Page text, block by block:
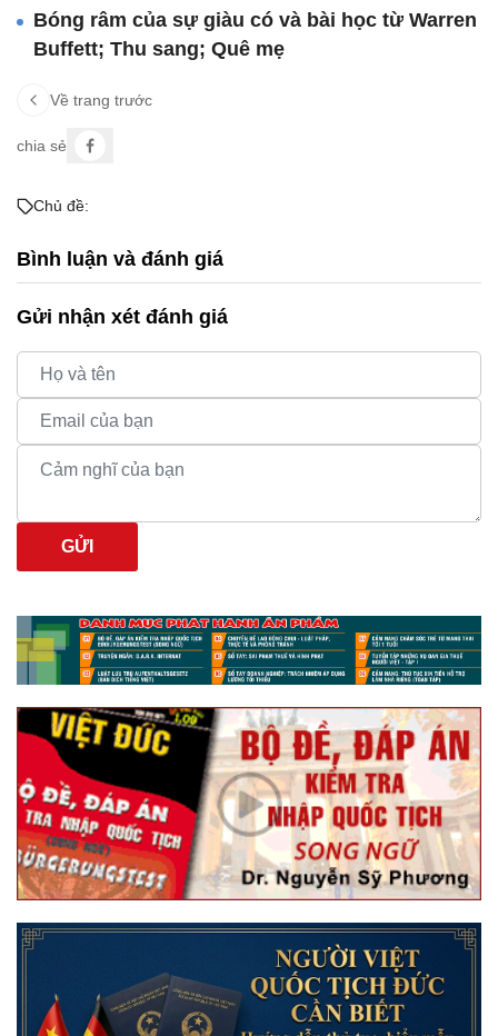
Bóng râm của sự giàu có và bài học từ Warren
Buffett; Thu sang; Quê mẹ
Về trang trước
chia sẻ
Chủ đề:
Bình luận và đánh giá
Gửi nhận xét đánh giá
GỬI